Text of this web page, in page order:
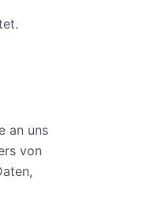
an uns
von